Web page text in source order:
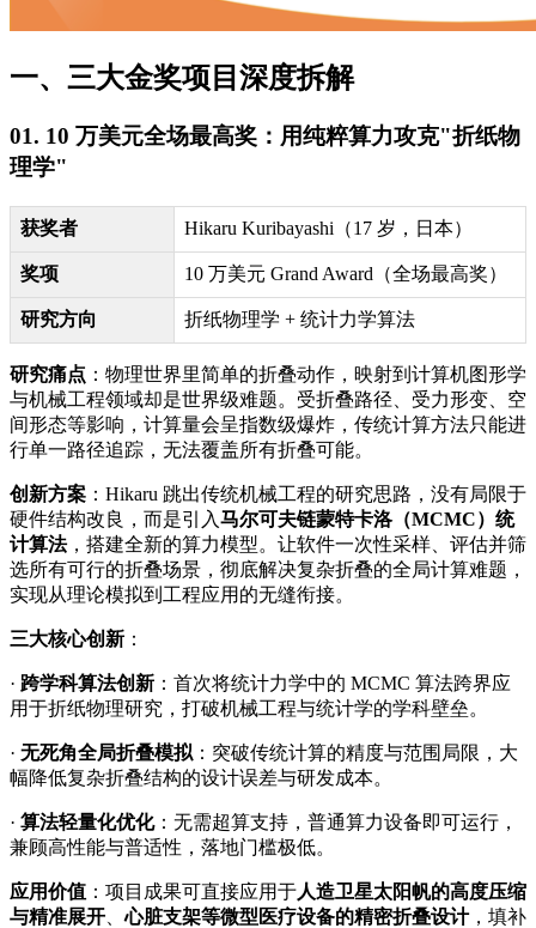
一、三大金奖项目深度拆解
01. 10 万美元全场最高奖：用纯粹算力攻克"折纸物
理学"
获奖者 Hikaru Kuribayashi（17 岁，日本）
奖项 10 万美元 Grand Award（全场最高奖）
研究方向 折纸物理学 + 统计力学算法
研究痛点 ：物理世界里简单的折叠动作，映射到计算机图形学
与机械工程领域却是世界级难题。受折叠路径、受力形变、空
间形态等影响，计算量会呈指数级爆炸，传统计算方法只能进
行单一路径追踪，无法覆盖所有折叠可能。
创新方案 ：Hikaru 跳出传统机械工程的研究思路，没有局限于
硬件结构改良，而是引入马尔可夫链蒙特卡洛（MCMC）统
计算法，搭建全新的算力模型。让软件一次性采样、评估并筛
选所有可行的折叠场景，彻底解决复杂折叠的全局计算难题，
实现从理论模拟到工程应用的无缝衔接。
三大核心创新 ：
· 跨学科算法创新 ：首次将统计力学中的 MCMC 算法跨界应
用于折纸物理研究，打破机械工程与统计学的学科壁垒。
· 无死角全局折叠模拟 ：突破传统计算的精度与范围局限，大
幅降低复杂折叠结构的设计误差与研发成本。
· 算法轻量化优化：无需超算支持，普通算力设备即可运行，
兼顾高性能与普适性，落地门槛极低。
应用价值 ：项目成果可直接应用于人造卫星太阳帆的高度压缩
与精准展开 、心脏支架等微型医疗设备的精密折叠设计，填补